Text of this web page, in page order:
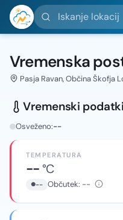
Iskanje lokacij
Vremenska
Pasja Ravan, Občina Škofja
Vremenski podatki
Osveženo:--
TEMPERATURA
--°C
-- Občutek: --